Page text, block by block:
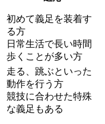
初めて義足を装着す
る方
日常生活で長い時間
歩くことが多い方
走る、跳ぶといった
動作を行う方
競技に合わせた特殊
な義足もある